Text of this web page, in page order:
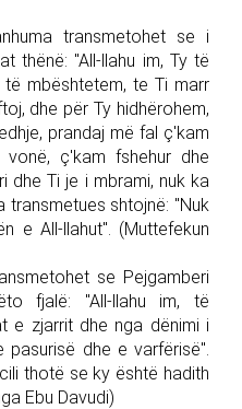
trans­me­tohet se i
thënë: "All-llahu im, Ty të
mbështetem, te Ti marr
dhe për Ty hidhërohem,
prandaj më fal ç'kam
ç'kam fshehur dhe
dhe Ti je i mbrami, nuk ka
transmetues shtojnë: "Nuk
e All-llahut". (Muttefekun
se Pej­gam­be­ri
fjalë: "All-llahu im, të
e zjarrit dhe nga dënimi i
pasurisë dhe e varfërisë".
thotë se ky është hadith
Ebu Davudi)